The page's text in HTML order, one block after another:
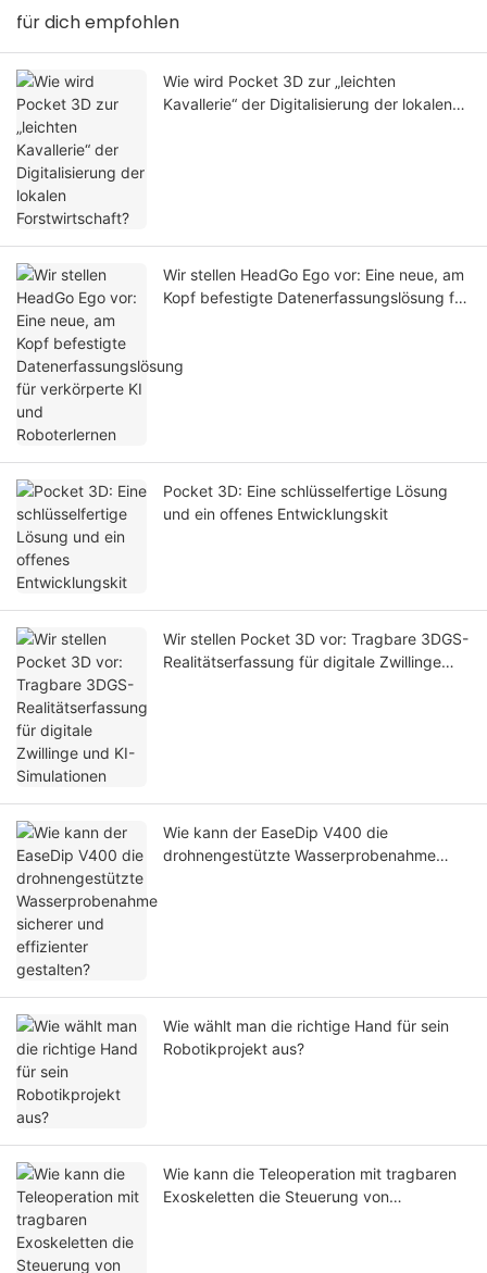
für dich empfohlen
Wie wird Pocket 3D zur „leichten
Kavallerie“ der Digitalisierung der lokalen
Wir stellen HeadGo Ego vor: Eine neue, am
Kopf befestigte Datenerfassungslösung für
Pocket 3D: Eine schlüsselfertige Lösung
und ein offenes Entwicklungskit
Wir stellen Pocket 3D vor: Tragbare 3DGS-
Realitätserfassung für digitale Zwillinge
Wie kann der EaseDip V400 die
drohnengestützte Wasserprobenahme
Wie wählt man die richtige Hand für sein
Robotikprojekt aus?
Wie kann die Teleoperation mit tragbaren
Exoskeletten die Steuerung von